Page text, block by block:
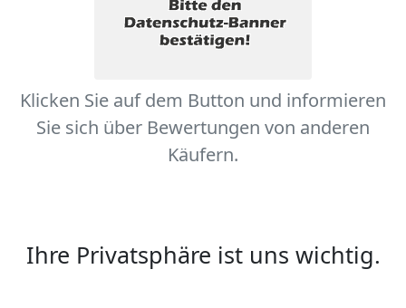
Klicken Sie auf dem Button und informieren
Sie sich über Bewertungen von anderen
Käufern.
Ihre Privatsphäre ist uns wichtig.